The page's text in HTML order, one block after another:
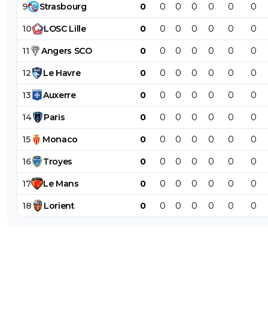
9 Strasbourg 0 0 0 0 0 0 0
10 LOSC Lille 0 0 0 0 0 0 0
11 Angers SCO 0 0 0 0 0 0 0
12 Le Havre 0 0 0 0 0 0 0
13 Auxerre 0 0 0 0 0 0 0
14 Paris 0 0 0 0 0 0 0
15 Monaco 0 0 0 0 0 0 0
16 Troyes 0 0 0 0 0 0 0
17 Le Mans 0 0 0 0 0 0 0
18 Lorient 0 0 0 0 0 0 0